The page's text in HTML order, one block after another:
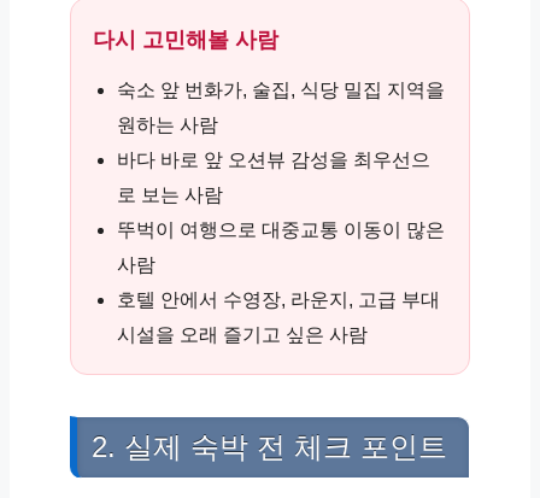
다시 고민해볼 사람
숙소 앞 번화가, 술집, 식당 밀집 지역을
원하는 사람
바다 바로 앞 오션뷰 감성을 최우선으
로 보는 사람
뚜벅이 여행으로 대중교통 이동이 많은
사람
호텔 안에서 수영장, 라운지, 고급 부대
시설을 오래 즐기고 싶은 사람
2. 실제 숙박 전 체크 포인트